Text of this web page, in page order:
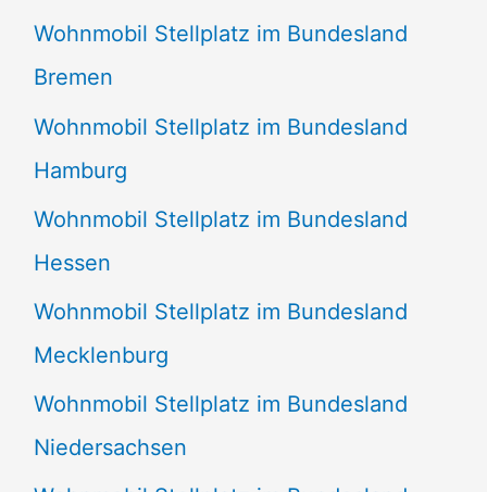
Wohnmobil Stellplatz im Bundesland
Bremen
Wohnmobil Stellplatz im Bundesland
Hamburg
Wohnmobil Stellplatz im Bundesland
Hessen
Wohnmobil Stellplatz im Bundesland
Mecklenburg
Wohnmobil Stellplatz im Bundesland
Niedersachsen